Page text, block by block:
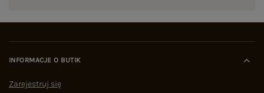
INFORMACJE O BUTIK
Zarejestruj się